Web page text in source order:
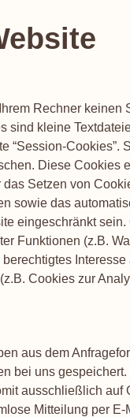
Rechner
kleine
Diese Cookies
Setzen von
sowie das
eingeschränkt
Funktionen (z.B.
Cookies zur
aus dem
bei uns
ausschließlich auf
Mitteilung per